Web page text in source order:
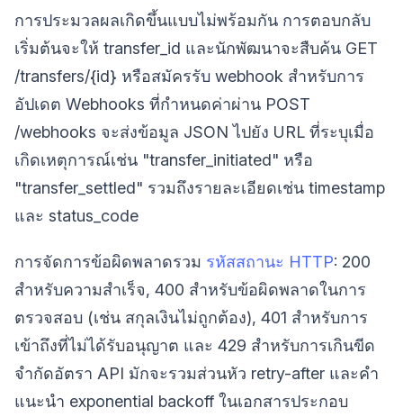
การประมวลผลเกิดขึ้นแบบไม่พร้อมกัน การตอบกลับ
เริ่มต้นจะให้ transfer_id และนักพัฒนาจะสืบค้น GET
/transfers/{id} หรือสมัครรับ webhook สำหรับการ
อัปเดต Webhooks ที่กำหนดค่าผ่าน POST
/webhooks จะส่งข้อมูล JSON ไปยัง URL ที่ระบุเมื่อ
เกิดเหตุการณ์เช่น "transfer_initiated" หรือ
"transfer_settled" รวมถึงรายละเอียดเช่น timestamp
และ status_code
การจัดการข้อผิดพลาดรวม รหัสสถานะ HTTP: 200
สำหรับความสำเร็จ, 400 สำหรับข้อผิดพลาดในการ
ตรวจสอบ (เช่น สกุลเงินไม่ถูกต้อง), 401 สำหรับการ
เข้าถึงที่ไม่ได้รับอนุญาต และ 429 สำหรับการเกินขีด
จำกัดอัตรา API มักจะรวมส่วนหัว retry-after และคำ
แนะนำ exponential backoff ในเอกสารประกอบ